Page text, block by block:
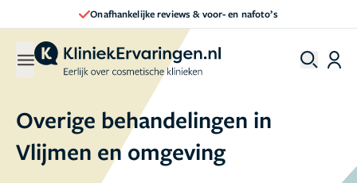
Onafhankelijke reviews & voor- en nafoto’s
Overige behandelingen in
Vlijmen en omgeving